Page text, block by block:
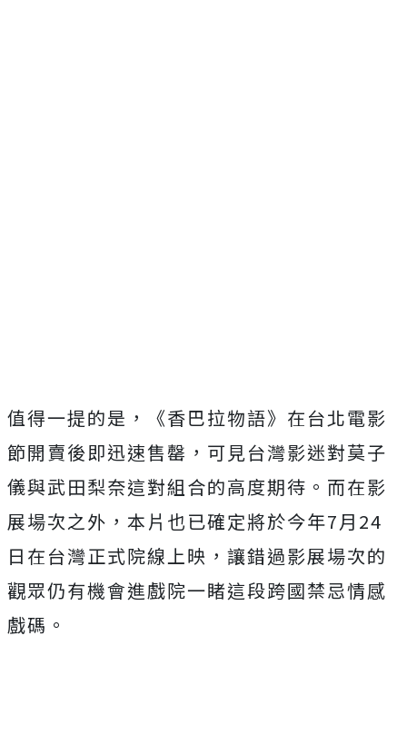
值得一提的是，《香巴拉物語》在台北電影
節開賣後即迅速售罄， 可見台灣影迷對莫子
儀與武田梨奈這對組合的高度期待。 而在影
展場次之外， 本片也已確定將於今年7月24
日在台灣正式院線上映， 讓錯過影展場次的
觀眾仍有機會進戲院一睹這段跨國禁忌情感
戲碼。